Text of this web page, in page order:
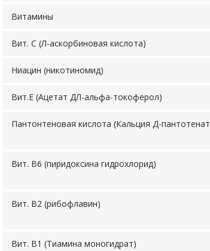
Витамины
Вит. С (Л-аскорбиновая кислота)
Ниацин (никотиномид)
Вит.Е (Ацетат ДЛ-альфа-токоферол)
Пантонтеновая кислота (Кальция Д-
Вит. В6 (пиридоксина гидрохлорид)
Вит. В2 (рибофлавин)
Вит. В1 (Тиамина моногидрат)